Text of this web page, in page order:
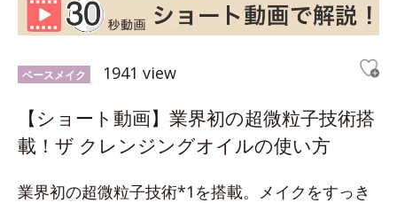
ベースメイク 1941 view
【ショート動画】業界初の超微粒子技術搭
載！ザ クレンジングオイルの使い方
業界初の超微粒子技術*1を搭載。メイクをすっき